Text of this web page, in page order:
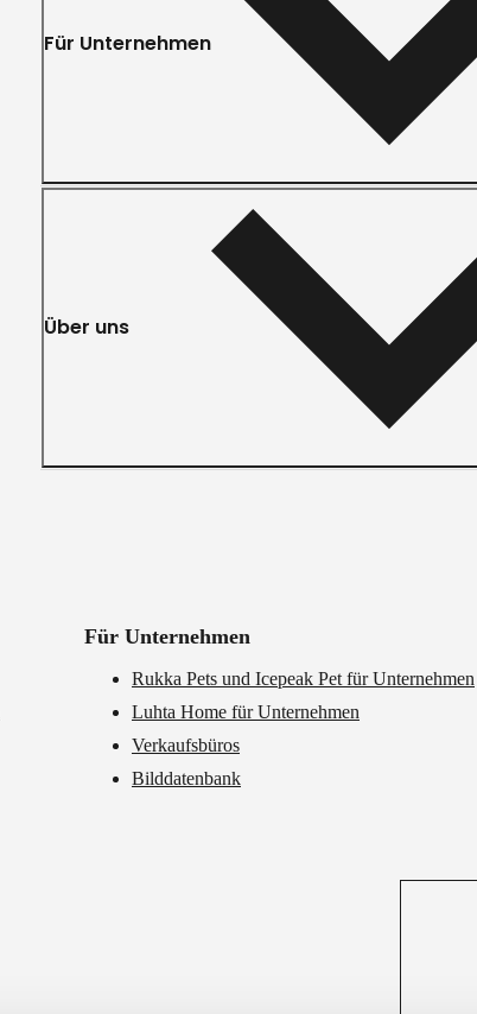
Für Unternehmen
Über uns
Für Unternehmen
Rukka Pets und Icepeak Pet für Unternehmen
Luhta Home für Unternehmen
Verkaufsbüros
Bilddatenbank